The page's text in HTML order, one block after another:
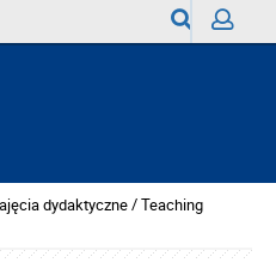
dydaktyczne / Teaching